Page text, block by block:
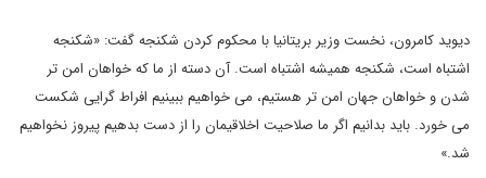
دیوید کامرون، نخست وزیر بریتانیا با محکوم کردن شکنجه گفت: «شکنجه
اشتباه است، شکنجه همیشه اشتباه است. آن دسته از ما که خواهان امن تر
شدن و خواهان جهان امن تر هستیم، می خواهیم ببینیم افراط گرایی شکست
می خورد. باید بدانیم اگر ما صلاحیت اخلاقیمان را از دست بدهیم پیروز نخواهیم
شد.»